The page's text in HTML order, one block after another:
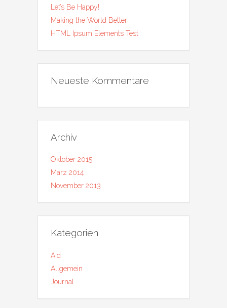
Let’s Be Happy!
Making the World Better
HTML Ipsum Elements Test
Neueste Kommentare
Archiv
Oktober 2015
März 2014
November 2013
Kategorien
Aid
Allgemein
Journal